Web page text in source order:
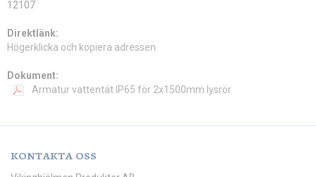
12107
Direktlänk:
Högerklicka och kopiera adressen
Dokument:
Armatur vattentät IP65 för 2x1500mm lysrör
KONTAKTA OSS